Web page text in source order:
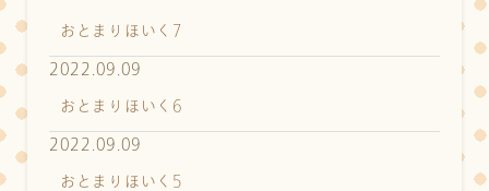
おとまりほいく7
2022.09.09
おとまりほいく6
2022.09.09
おとまりほいく5